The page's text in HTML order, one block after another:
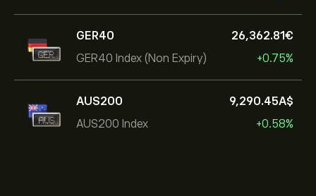
GER40
GER40 Index (Non Expiry)
26,362.81‎€‎
+0.75%
AUS200
AUS200 Index
9,290.45‎A$‎
+0.58%